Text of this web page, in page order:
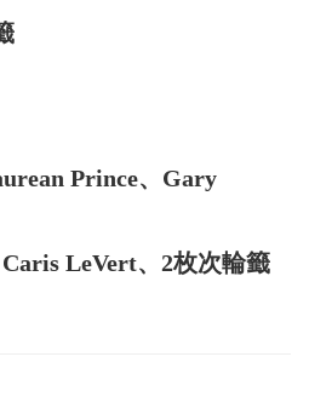
Prince、Gary
LeVert、2枚次輪籤